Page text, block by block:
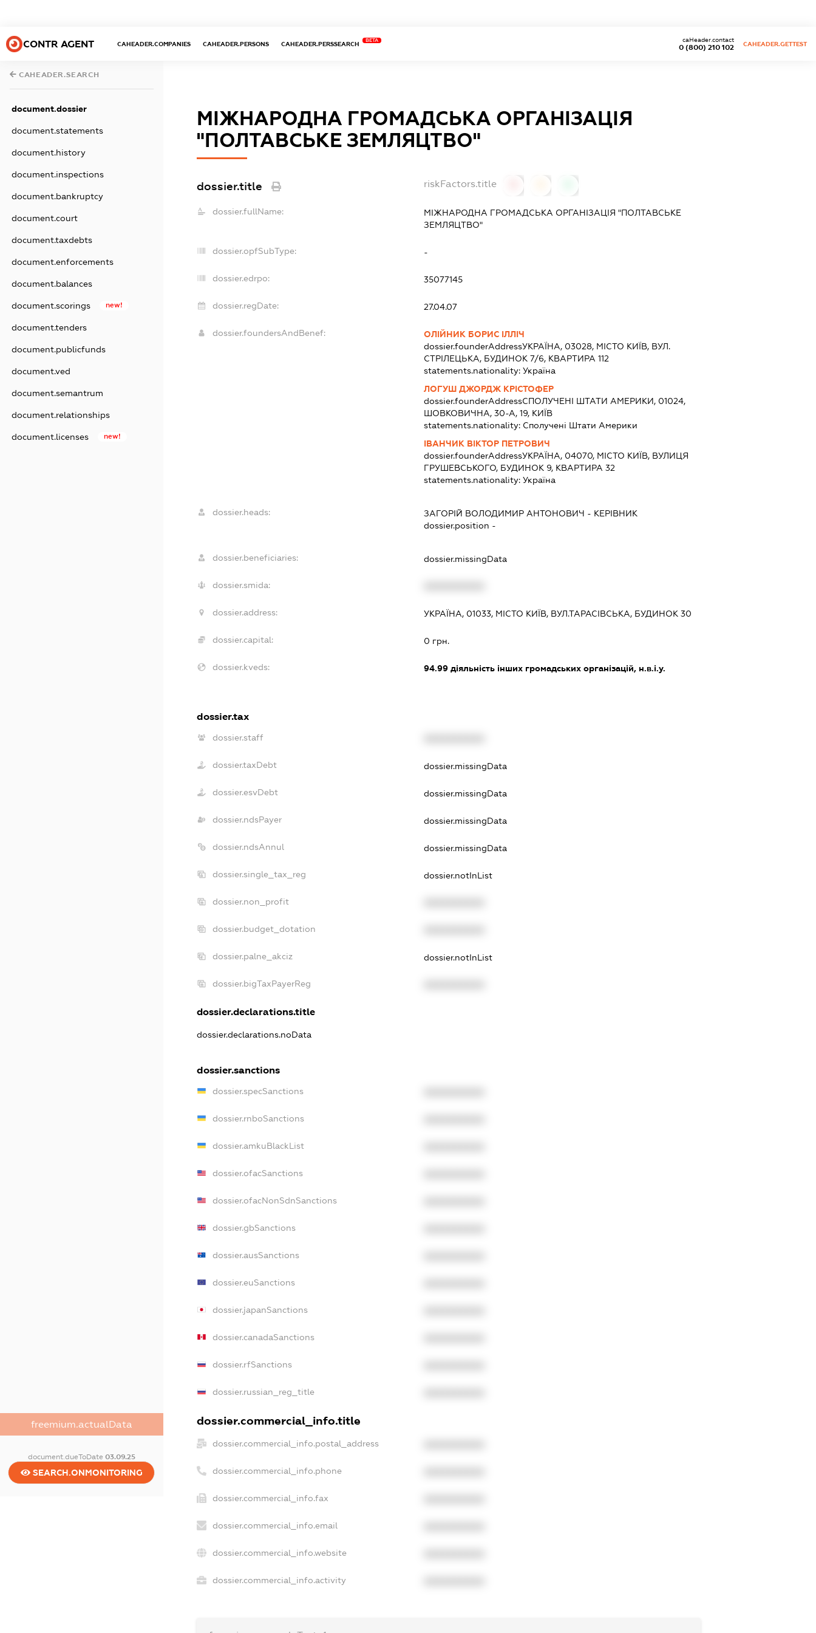
CONTR AGENT CAHEADER.COMPANIES CAHEADER.PERSONS CAHEADER.PERSSEARCH
BETA
0 (800) 210 102
caHeader.contact
CAHEADER.GETTEST
CAHEADER.SEARCH
document.dossier
document.statements
document.history
document.inspections
document.bankruptcy
document.court
document.taxdebts
document.enforcements
document.balances
document.scorings new!
document.tenders
document.publicfunds
document.ved
document.semantrum
document.relationships
document.licenses new!
freemium.actualData
document.dueToDate 03.09.25
SEARCH.ONMONITORING
МІЖНАРОДНА ГРОМАДСЬКА ОРГАНІЗАЦІЯ
"ПОЛТАВСЬКЕ ЗЕМЛЯЦТВО"
dossier.title riskFactors.title
dossier.fullName:
МІЖНАРОДНА ГРОМАДСЬКА ОРГАНІЗАЦІЯ "ПОЛТАВСЬКЕ
ЗЕМЛЯЦТВО"
dossier.opfSubType: -
dossier.edrpo: 35077145
dossier.regDate: 27.04.07
dossier.foundersAndBenef:
ОЛІЙНИК БОРИС ІЛЛІЧ
dossier.founderAddressУКРАЇНА, 03028, МІСТО КИЇВ, ВУЛ.
СТРІЛЕЦЬКА, БУДИНОК 7/6, КВАРТИРА 112
statements.nationality: Україна
ЛОГУШ ДЖОРДЖ КРІСТОФЕР
dossier.founderAddressСПОЛУЧЕНІ ШТАТИ АМЕРИКИ, 01024,
ШОВКОВИЧНА, 30-А, 19, КИЇВ
statements.nationality: Сполучені Штати Америки
ІВАНЧИК ВІКТОР ПЕТРОВИЧ
dossier.founderAddressУКРАЇНА, 04070, МІСТО КИЇВ, ВУЛИЦЯ
ГРУШЕВСЬКОГО, БУДИНОК 9, КВАРТИРА 32
statements.nationality: Україна
dossier.heads: ЗАГОРІЙ ВОЛОДИМИР АНТОНОВИЧ - КЕРІВНИК
dossier.position -
dossier.beneficiaries: dossier.missingData
dossier.smida:
dossier.address: УКРАЇНА, 01033, МІСТО КИЇВ, ВУЛ.ТАРАСІВСЬКА, БУДИНОК 30
dossier.capital: 0 грн.
dossier.kveds: 94.99діяльність інших громадських організацій, н.в.і.у.
dossier.tax
dossier.staff
dossier.taxDebt dossier.missingData
dossier.esvDebt dossier.missingData
dossier.ndsPayer dossier.missingData
dossier.ndsAnnul dossier.missingData
dossier.single_tax_reg dossier.notInList
dossier.non_profit
dossier.budget_dotation
dossier.palne_akciz dossier.notInList
dossier.bigTaxPayerReg
dossier.declarations.title
dossier.declarations.noData
dossier.sanctions
dossier.specSanctions
dossier.rnboSanctions
dossier.amkuBlackList
dossier.ofacSanctions
dossier.ofacNonSdnSanctions
dossier.gbSanctions
dossier.ausSanctions
dossier.euSanctions
dossier.japanSanctions
dossier.canadaSanctions
dossier.rfSanctions
dossier.russian_reg_title
dossier.commercial_info.title
dossier.commercial_info.postal_address
dossier.commercial_info.phone
dossier.commercial_info.fax
dossier.commercial_info.email
dossier.commercial_info.website
dossier.commercial_info.activity